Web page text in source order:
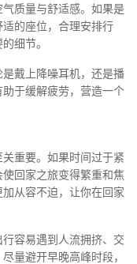
质量与舒适感。如果是
的座位，合理安排行
细节。
戴上降噪耳机，还是播
于缓解疲劳，营造一个
重要。如果时间过于紧
回家之旅变得繁重和焦
从容不迫，让你在回家
容易遇到人流拥挤、交
量避开早晚高峰时段，